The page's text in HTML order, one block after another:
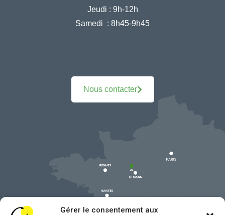
Gérer le consentement aux
Jeudi : 9h-12h
Samedi : 8h45-9h45
Nous contacter